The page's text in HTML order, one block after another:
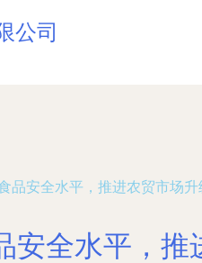
公司
品安全水平，推进农贸市场
安全水平，推